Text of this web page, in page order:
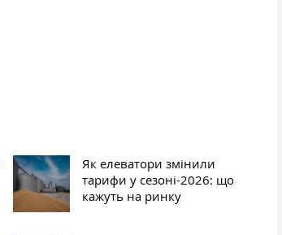
Як елеватори змінили
тарифи у сезоні-2026: що
кажуть на ринку